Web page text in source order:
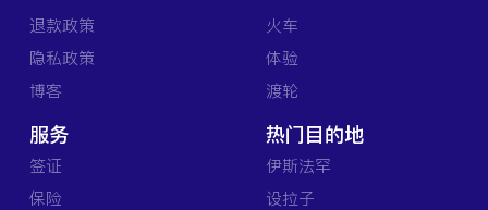
退款政策
隐私政策
博客
火车
体验
渡轮
服务
签证
保险
热门目的地
伊斯法罕
设拉子